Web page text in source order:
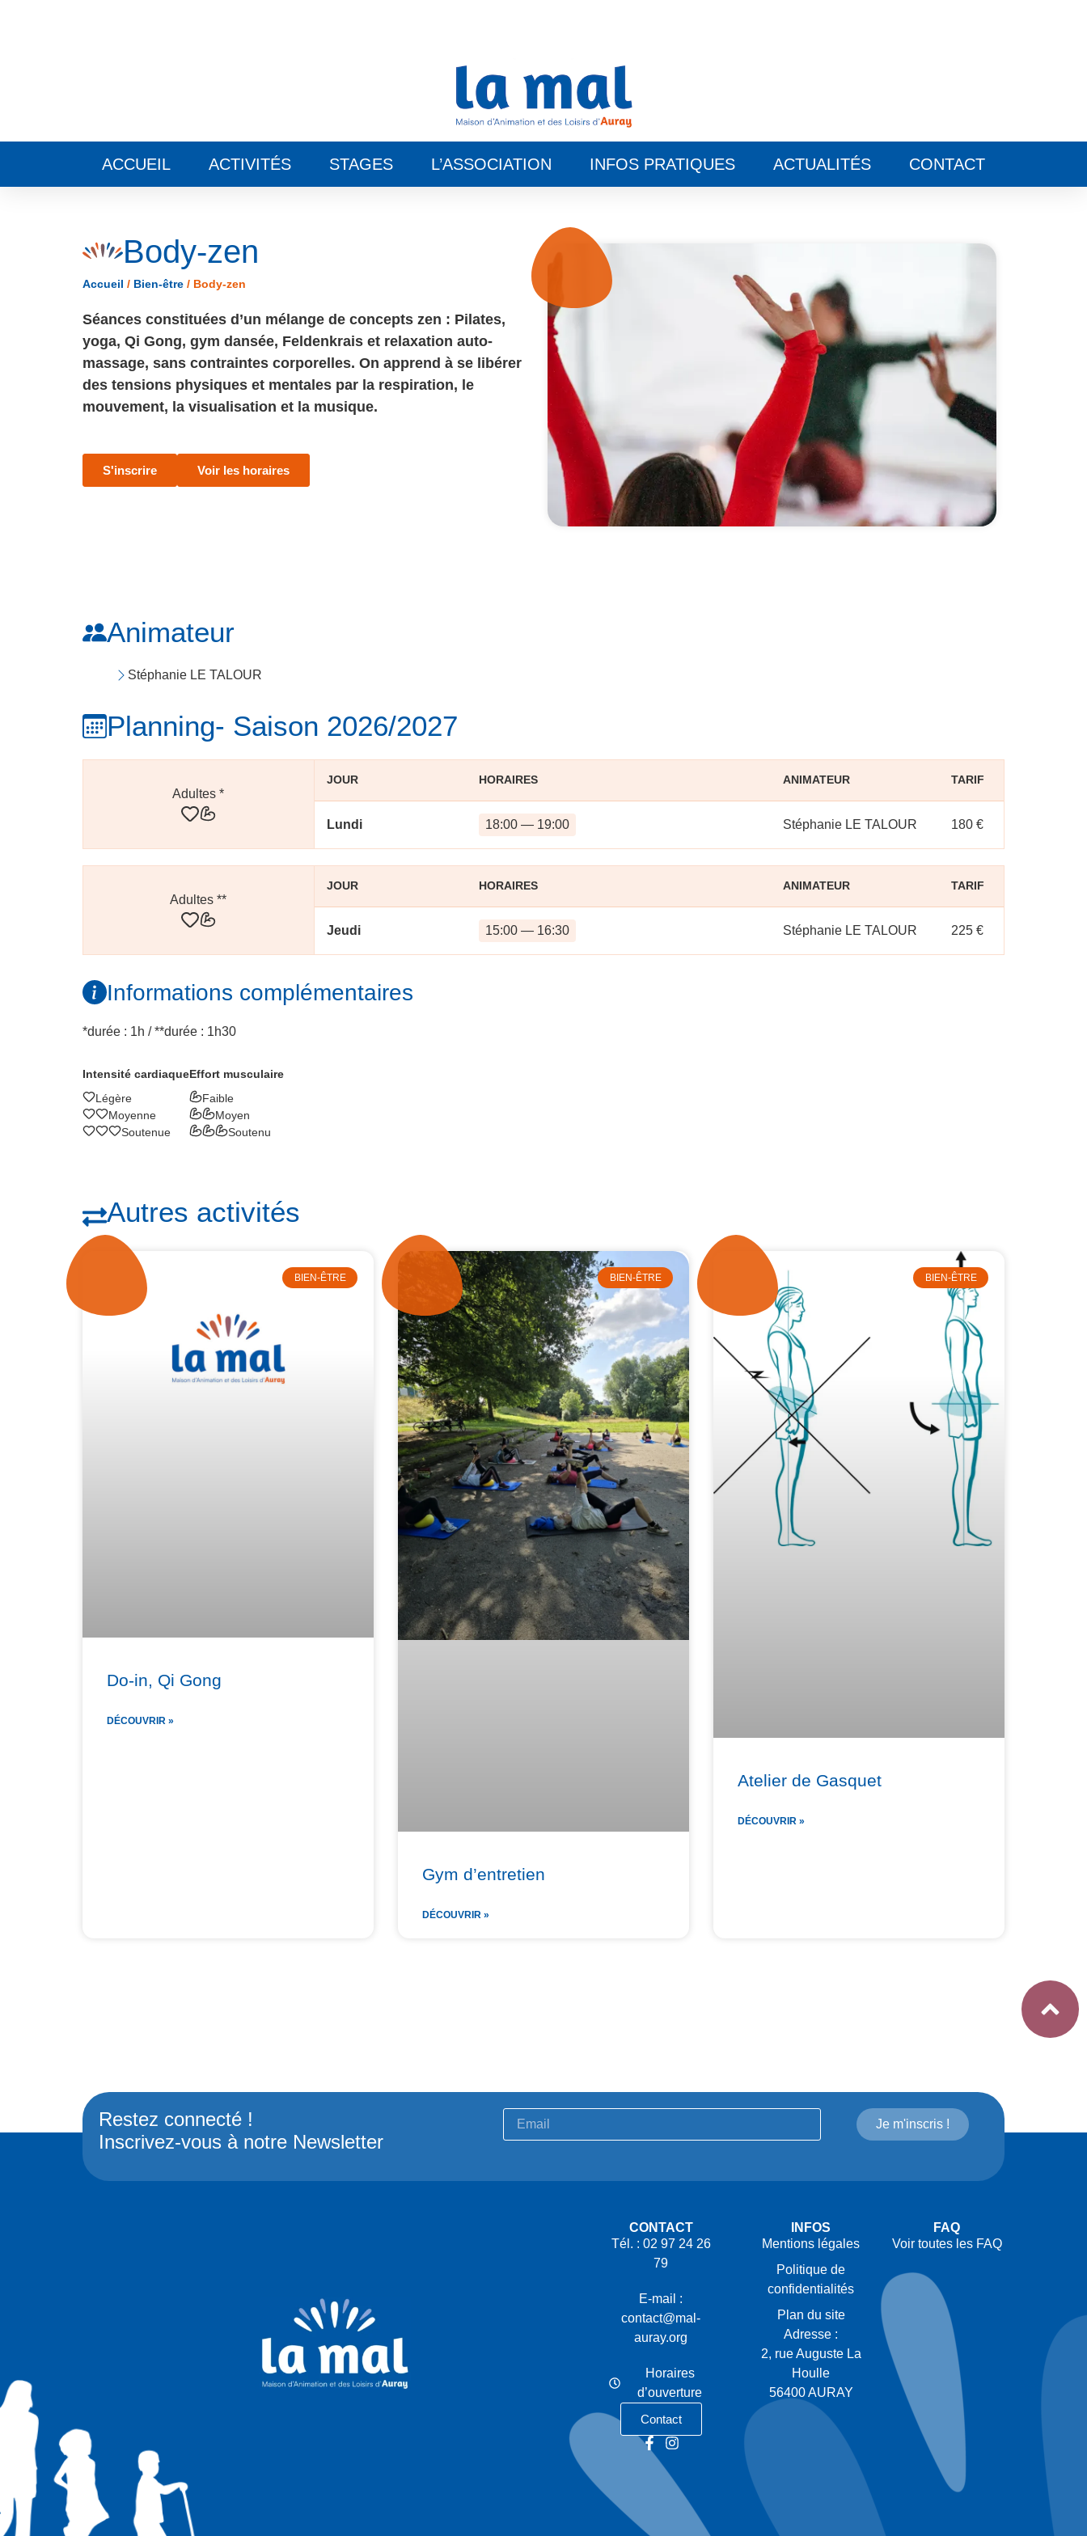
ACCUEIL ACTIVITÉS STAGES L’ASSOCIATION INFOS PRATIQUES ACTUALITÉS CONTACT
Body-zen
Accueil / Bien-être / Body-zen
Séances constituées d’un mélange de concepts zen : Pilates,
yoga, Qi Gong, gym dansée, Feldenkrais et relaxation auto-
massage, sans contraintes corporelles. On apprend à se libérer
des tensions physiques et mentales par la respiration, le
mouvement, la visualisation et la musique.
S'inscrire Voir les horaires
Animateur
Stéphanie LE TALOUR
Planning- Saison 2026/2027
Adultes*
JOUR HORAIRES ANIMATEUR
Lundi 18:00 — 19:00 Stéphanie LE TALOUR
TARIF
180 €
Adultes**
JOUR HORAIRES ANIMATEUR
Jeudi 15:00 — 16:30 Stéphanie LE TALOUR
TARIF
225 €
Informations complémentaires
*durée : 1h / **durée : 1h30
Intensité cardiaque
Légère
Moyenne
Soutenue
Effort musculaire
Faible
Moyen
Soutenu
Autres activités
BIEN-ÊTRE
Do-in, Qi Gong
DÉCOUVRIR »
BIEN-ÊTRE
Gym d’entretien
DÉCOUVRIR »
BIEN-ÊTRE
Atelier de Gasquet
DÉCOUVRIR »
Restez connecté !
Inscrivez-vous à notre Newsletter
Je m'inscris !
CONTACT
Tél. : 02 97 24 26
79
E-mail :
contact@mal-
auray.org
Horaires
d’ouverture
Contact
INFOS
Mentions légales
Politique de
confidentialités
Plan du site
Adresse :
2, rue Auguste La
Houlle
56400 AURAY
FAQ
Voir toutes les FAQ